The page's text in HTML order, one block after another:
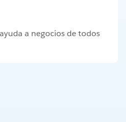
a negocios de todos